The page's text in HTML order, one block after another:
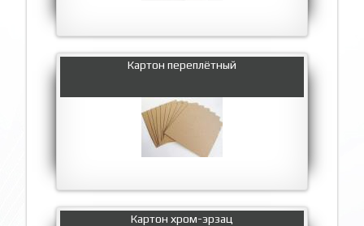
Картон переплётный
Картон хром-эрзац